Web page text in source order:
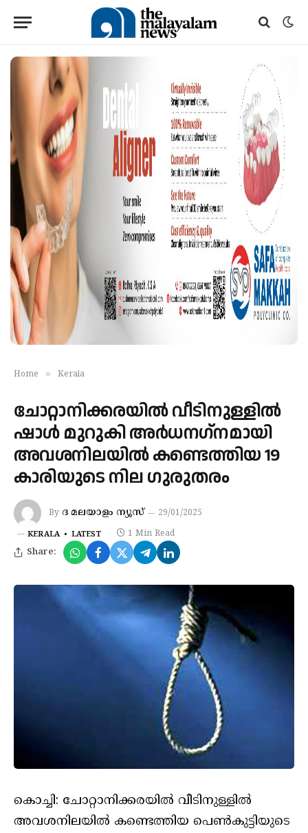
Home » Kerala
ചോറ്റാനിക്കരയില്‍ വീടിനുള്ളില്‍
ഷാള്‍ മുറുകി അര്‍ധനഗ്‌നമായി
അവശനിലയില്‍ കണ്ടെത്തിയ 19
കാരിയുടെ നില ഗുരുതരം
By ദ മലയാളം ന്യൂസ് 29/01/2025
KERALA LATEST 1 Min Read
Share:
കൊച്ചി: ചോറ്റാനിക്കരയില്‍ വീടിനുള്ളില്‍
അവശനിലയില്‍ കണ്ടെത്തിയ പെണ്‍കുട്ടിയുടെ